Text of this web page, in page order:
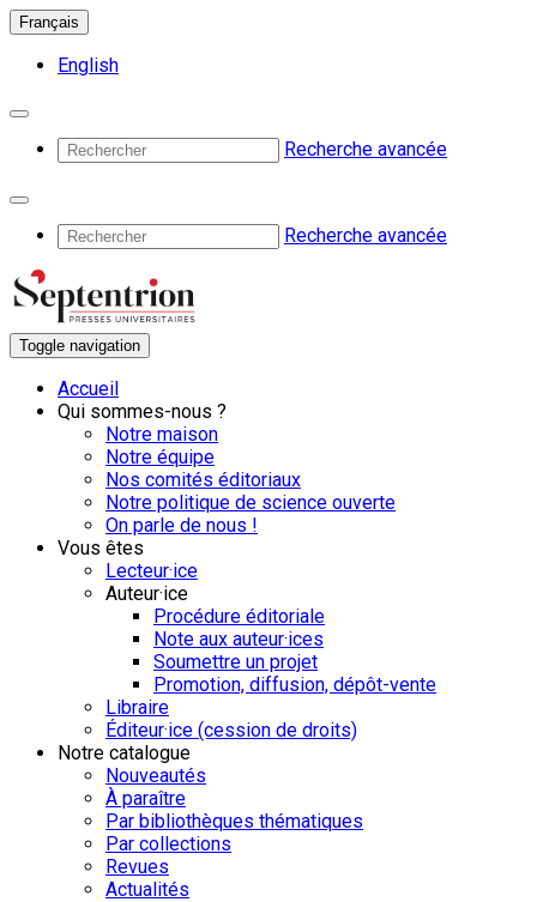
Français
English
Recherche avancée
Recherche avancée
Toggle navigation
Accueil
Qui sommes-nous ?
Notre maison
Notre équipe
Nos comités éditoriaux
Notre politique de science ouverte
On parle de nous !
Vous êtes
Lecteur·ice
Auteur·ice
Procédure éditoriale
Note aux auteur·ices
Soumettre un projet
Promotion, diffusion, dépôt-vente
Libraire
Éditeur·ice (cession de droits)
Notre catalogue
Nouveautés
À paraître
Par bibliothèques thématiques
Par collections
Revues
Actualités